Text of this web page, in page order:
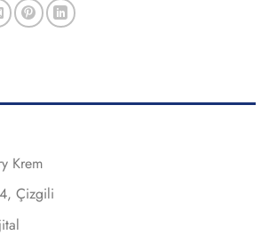
Krem
Çizgili